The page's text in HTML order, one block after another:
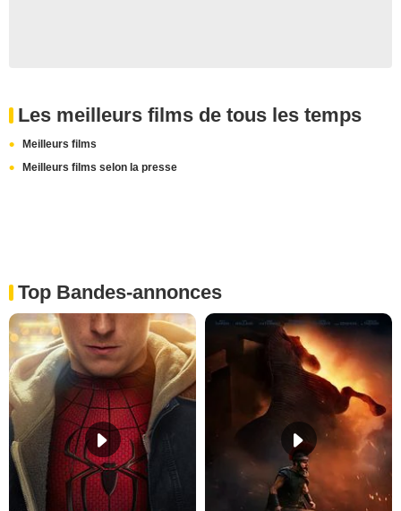
Les meilleurs films de tous les temps
Meilleurs films
Meilleurs films selon la presse
Top Bandes-annonces